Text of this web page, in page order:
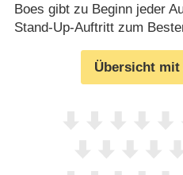
Boes gibt zu Beginn jeder
Stand-Up-Auftritt zum
Übersicht mit